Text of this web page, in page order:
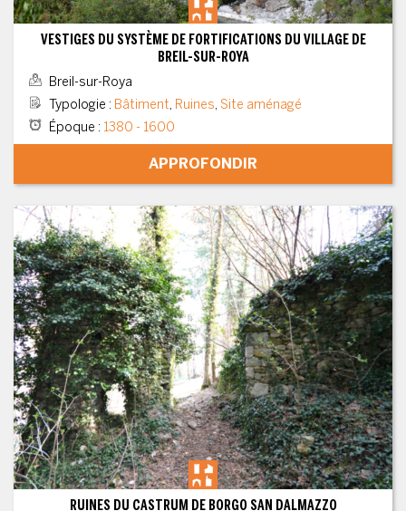
VESTIGES DU SYSTÈME DE FORTIFICATIONS DU VILLAGE DE
BREIL-SUR-ROYA
Breil-sur-Roya
Typologie : Bâtiment, Ruines, Site aménagé
Époque : 1380 - 1600
APPROFONDIR
RUINES DU CASTRUM DE BORGO SAN DALMAZZO